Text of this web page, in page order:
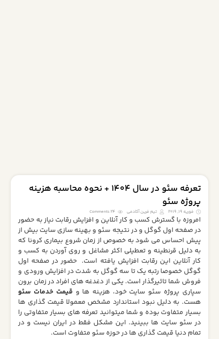
تعرفه سئو در سال 1404 + نحوه محاسبه هزینه
پروژه سئو
فوریه 19, 2019 تیم فرین آکادمی 24 Comments
امروزه با گسترش کسب و کار آنلاین و افزایش رقابت نیاز به حضور
در صفحه اول گوگل و در نتیجه سئو و بهینه سازی سایت بیش از
پیش احساس می شود به خصوص از زمان شروع بیماری کرونا که
به دلیل قرنطینه و تعطیلی اکثر مشاغل و روی آوردن به کسب و
کار آنلاین این رقابت افزایش یافته است. حضور در صفحه اول
گوگل خصوصا رتبه یک تا سه گوگل به شدت در افزایش ورودی و
فروش شما تاثیرگذار است. یکی از دغدغه های افراد در زمان برون
سپاری پروژه سئو سایت خود، هزینه ها و قیمت خدمات سئو
هست. به دلیل نبود استاندارد مشخص معمولا قیمت گذاری ها
بسیار متفاوت بوده و شما میتوانید تعرفه های بسیار متفاوتی را
در سئو سایت ها ببینید. این مشکل فقط در ایران نیست و در
تمام دنیا قیمت گذاری ها در حوزه سئو متفاوت است.